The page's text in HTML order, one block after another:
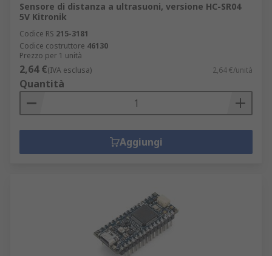
Sensore di distanza a ultrasuoni, versione HC-SR04
5V Kitronik
Codice RS 215-3181
Codice costruttore 46130
Prezzo per 1 unità
2,64 €(IVA esclusa) 2,64 €/unità
Quantità
Aggiungi